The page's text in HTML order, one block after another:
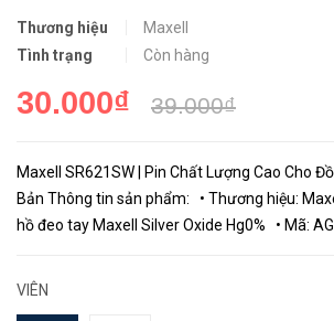
Thương hiệu
Maxell
Tình trạng
Còn hàng
30.000₫ 39.000₫
Maxell SR621SW | Pin Chất Lượng Cao Cho
Bản Thông tin sản phẩm: • Thương hiệu:
hồ đeo tay Maxell Silver Oxide Hg0% • Mã:
VIÊN